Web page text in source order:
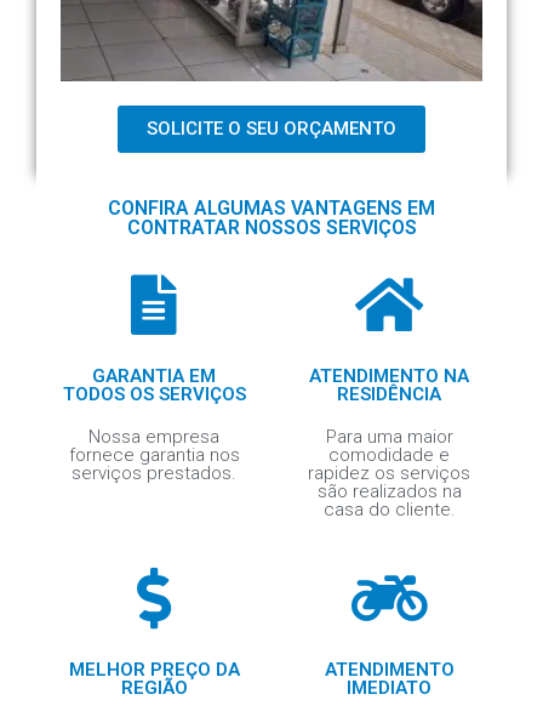
SOLICITE O SEU ORÇAMENTO
CONFIRA ALGUMAS VANTAGENS EM
CONTRATAR NOSSOS SERVIÇOS
GARANTIA EM
TODOS OS SERVIÇOS
Nossa empresa
fornece garantia nos
serviços prestados.
ATENDIMENTO NA
RESIDÊNCIA
Para uma maior
comodidade e
rapidez os serviços
são realizados na
casa do cliente.
MELHOR PREÇO DA
REGIÃO
ATENDIMENTO
IMEDIATO